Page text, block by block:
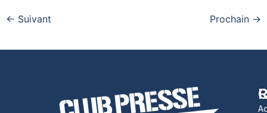
← Suivant Prochain →